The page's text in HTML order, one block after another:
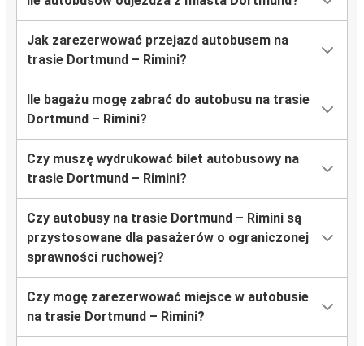
Jak zarezerwować przejazd autobusem na
trasie Dortmund – Rimini?
Ile bagażu mogę zabrać do autobusu na trasie
Dortmund – Rimini?
Czy muszę wydrukować bilet autobusowy na
trasie Dortmund – Rimini?
Czy autobusy na trasie Dortmund – Rimini są
przystosowane dla pasażerów o ograniczonej
sprawności ruchowej?
Czy mogę zarezerwować miejsce w autobusie
na trasie Dortmund – Rimini?